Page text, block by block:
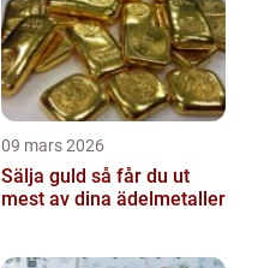
09 mars 2026
Sälja guld så får du ut
mest av dina ädelmetaller